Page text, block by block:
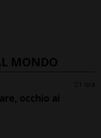
MONDO
1 ora
occhio ai